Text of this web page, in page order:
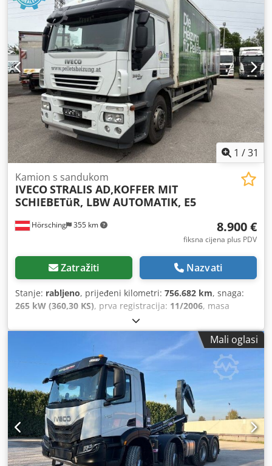
1 /31
Hörsching 355 km
Kamion s sandukom
IVECOSTRALIS AD,KOFFER MIT
SCHIEBETüR, LBW AUTOMATIK, E5
8.900 €
fiksna cijena plus PDV
Zatražiti Nazvati
Stanje: rabljeno, prijeđeni kilometri: 756.682 km, snaga:
265 kW (360,30 KS), prva registracija: 11/2006, masa
, maksimalna nosivost:
ukupna masa:19.000 kg, dimenzija gume:315/80/R22.5,
konfiguracija osovina:
, sljedeći pregled (TÜV):
, kočnice:kočenje motorom
, vozačeva kabina:
spavaća kabina, vrsta prijenosa:
, emisijska
klasa:Euro 5, ovjes:čelik-zrak , broj sjedala:
, duljina
prostora za utovar:7.200 mm , širina utovarnog prostora:
2.480 mm, visina utovarnog prostora:2.500 mm
, veličina
prednje gume:315/80/R22.5, maksimalna brzina:90 km/h,
broj kreveta:1, Oprema:ABS, grijač za parkiranje, klima
uređaj, komprimirani zračni kočioni sustav, računalo na
vozilu, registracija kamiona, tempomat,
Mali oglasi